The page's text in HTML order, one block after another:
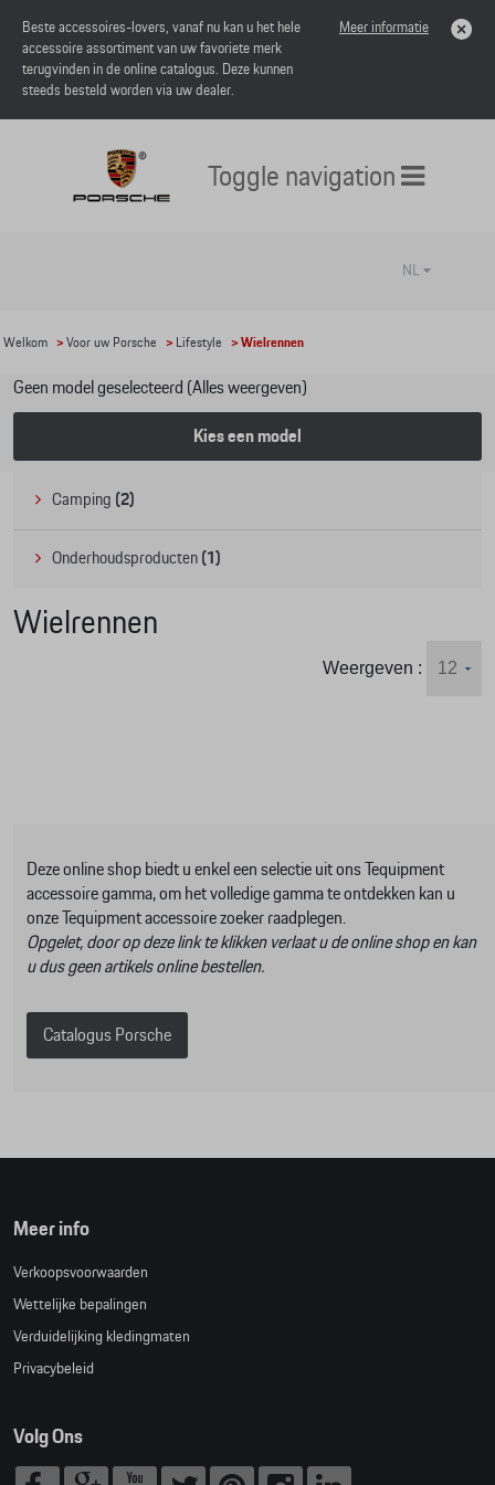
Beste accessoires-lovers, vanaf nu kan u het hele
accessoire assortiment van uw favoriete merk
terugvinden in de online catalogus. Deze kunnen
steeds besteld worden via uw dealer.
Meer informatie
Toggle navigation
NL
Welkom >Voor uw Porsche > Lifestyle > Wielrennen
Geen model geselecteerd (Alles weergeven)
Kies een model
Camping (2)
Onderhoudsproducten (1)
Wielrennen
Weergeven :
Deze online shop biedt u enkel een selectie uit ons Tequipment
accessoire gamma, om het volledige gamma te ontdekken kan u
onze Tequipment accessoire zoeker raadplegen.
Opgelet, door op deze link te klikken verlaat u de online shop en kan
u dus geen artikels online bestellen.
Catalogus Porsche
Meer info
Verkoopsvoorwaarden
Wettelijke bepalingen
Verduidelijking kledingmaten
Privacybeleid
Volg Ons